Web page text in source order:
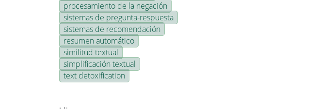
procesamiento de la negación
sistemas de pregunta-respuesta
sistemas de recomendación
resumen automático
similitud textual
simplificación textual
text detoxification